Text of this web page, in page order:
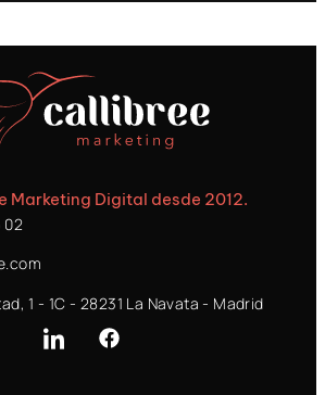
Marketing Digital desde 2012.
02
1 - 1C - 28231 La Navata - Madrid